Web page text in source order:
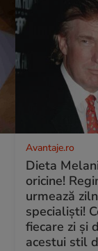
Avantaje.ro
Dieta
oricine!
urmează
specialiști!
fiecare zi și
acestui stil